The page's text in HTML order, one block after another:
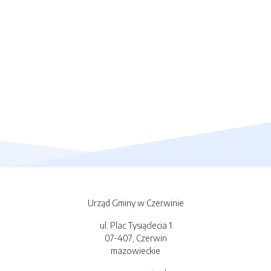
Urząd Gminy w Czerwinie
ul. Plac Tysiąclecia 1
07-407, Czerwin
mazowieckie